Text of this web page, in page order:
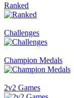
Ranked
Challenges
Champion Medals
2v2 Games